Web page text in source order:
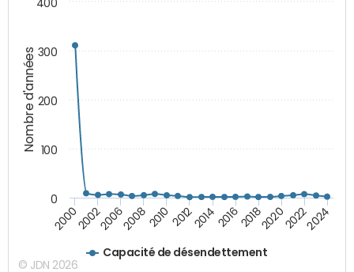
Nombre d'années
Capacité de désendettement
20002002200620082010 2012201420162018202020222024
0
100
200
300
400
© JDN 2026